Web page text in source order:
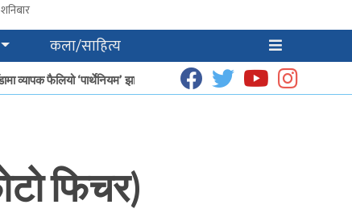
कला/साहित्य
व्यापक फैलियो ‘पार्थेनियम’ झार धूप उत्पादनबाट हेटौँडाका गृहिणीको आम्दानी बढ्दै
फिचर)